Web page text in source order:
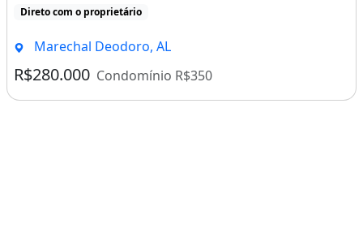
Direto com o proprietário
Marechal Deodoro, AL
R$280.000 Condomínio R$350